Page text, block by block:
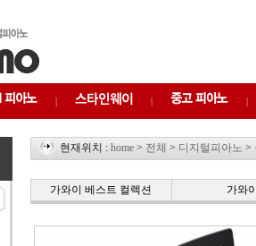
| | |
현재위치 : home > 전체 > 디지털피아노 >
가와이 베스트 컬렉션 가와